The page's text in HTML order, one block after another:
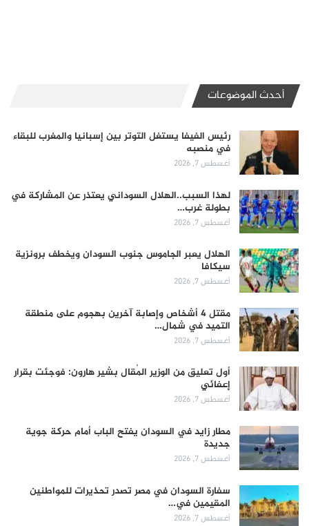
أحدث الموضوعات
رئيس الفيفا يستغل التوتر بين إسبانيا والمغرب للبقاء
في منصبه
أغسطس 7, 2026
لهذا السبب..الهلال السوداني يعتذر عن المشاركة في
بطولة غرب…
أغسطس 7, 2026
الهلال يعبر الجاموس جنوب السودان ويخطف برونزية
سيكافا
أغسطس 7, 2026
مقتل 4 أشخاص وإصابة آخرين بهجوم على منطقة
التميد في شمال…
أغسطس 7, 2026
أول تعليق من الوزير المُقال بشير هارون: فوجئت بقرار
إعفائي
أغسطس 7, 2026
مطار زايد في السودان يفتح الباب أمام حركة جوية
جديدة
أغسطس 7, 2026
سفارة السودان في مصر تصدر تحذيرات للمواطنين
المقيمين في…
أغسطس 7, 2026